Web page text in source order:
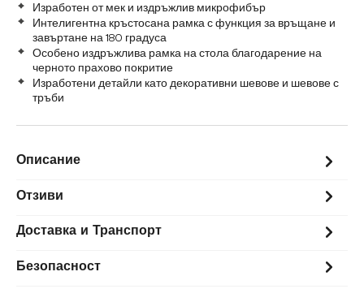
Изработен от мек и издръжлив микрофибър
Интелигентна кръстосана рамка с функция за връщане и
завъртане на 180 градуса
Особено издръжлива рамка на стола благодарение на
черното прахово покритие
Изработени детайли като декоративни шевове и шевове с
тръби
Описание
Отзиви
Доставка и Транспорт
Безопасност